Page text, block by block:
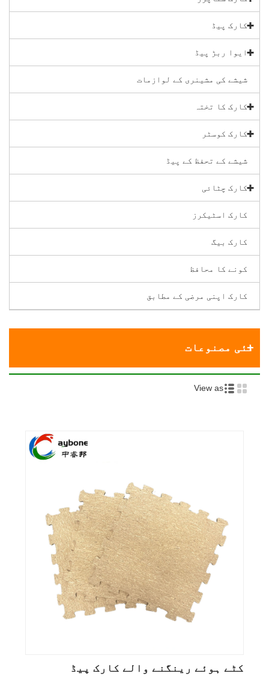
کارک پیڈ
ایوا ربڑ پیڈ
شیشے کی مشینری کے لوازمات
کارک کا تختہ
کارک کوسٹر
شیشے کے تحفظ کے پیڈ
کارک چٹائی
کارک اسٹیکرز
کارک بیگ
کونے کا محافظ
کارک اپنی مرضی کے مطابق
نئی مصنوعات
View as
کٹے ہوئے رینگنے والے کارک پیڈ